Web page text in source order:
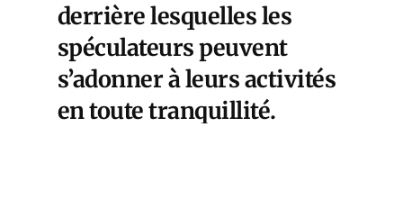
derrière lesquelles les
spéculateurs peuvent
s’adonner à leurs activités
en toute tranquillité.